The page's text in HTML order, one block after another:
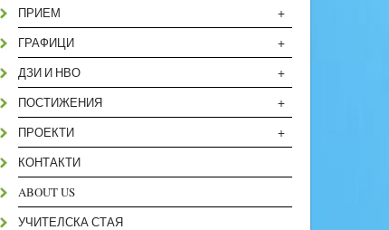
+
ПРИЕМ
+
ГРАФИЦИ
+
ДЗИ И НВО
+
ПОСТИЖЕНИЯ
+
ПРОЕКТИ
КОНТАКТИ
ABOUT US
УЧИТЕЛСКА СТАЯ